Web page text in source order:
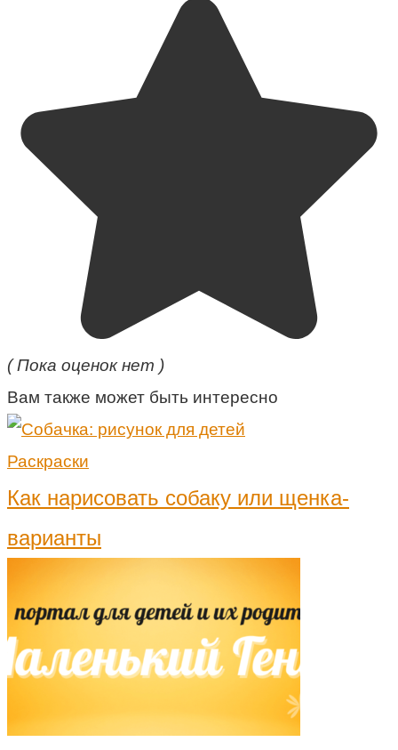
( Пока оценок нет )
Вам также может быть интересно
Раскраски
Как нарисовать собаку или щенка-
варианты